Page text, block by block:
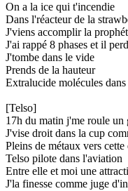
On a la ice qui t'incendie
Dans l'réacteur de la
J'viens accomplir la
J'ai rappé 8 phases et il
J'tombe dans le vide
Prends de la hauteur
Extralucide molécules
[Telso]
17h du matin j'me roule un
J'vise droit dans la cup
Pleins de métaux vers
Telso pilote dans l'aviation
Entre elle et moi une
J'la finesse comme juge